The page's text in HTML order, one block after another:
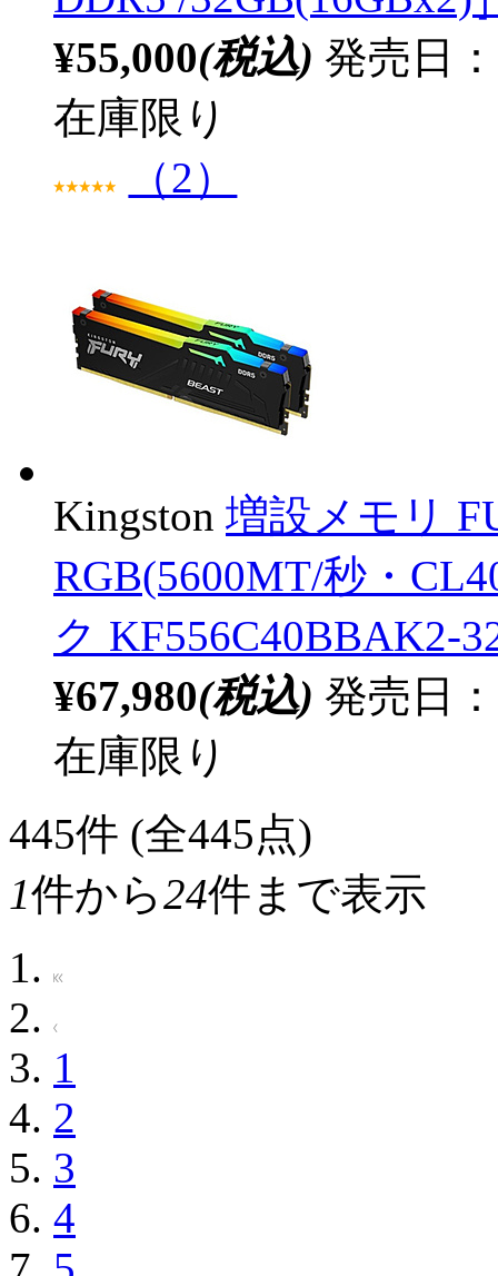
¥55,000(税込) 発売日
在庫限り
（2）
Kingston 増設メモリ
RGB(5600MT/秒・
ク KF556C40BBAK2-
¥67,980(税込) 発売日
在庫限り
445件 (全445点)
1件から24件まで表示
1
2
3
4